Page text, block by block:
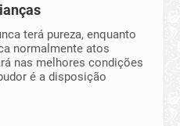
terá pureza, enquanto
normalmente atos
nas melhores condições
é a disposição